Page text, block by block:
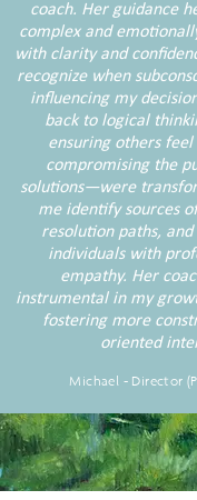
coach. Her guidance
complex and
with clarity and
recognize when
influencing my
back to logical
ensuring others
compromising the
solutions—were
me identify sources
resolution paths,
individuals with
empathy. Her
instrumental in my
fostering more
oriented
Michael - Director